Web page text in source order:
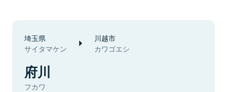
埼玉県
サイタマケン
川越市
カワゴエシ
府川
フカワ